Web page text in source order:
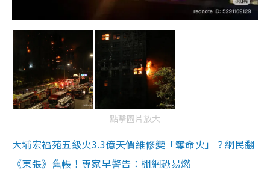
點擊圖片放大
大埔宏福苑五級火3.3億天價維修變「奪命火」？網民翻
《東張》舊帳！專家早警告：棚網恐易燃